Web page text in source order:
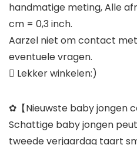
handmatige meting, Alle
cm = 0,3 inch.
Aarzel niet om contact
eventuele vragen.
 Lekker winkelen:)
✿【Nieuwste baby jongen
Schattige baby jongen
tweede verjaardag taart